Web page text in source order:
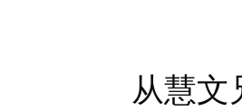
从慧文兄